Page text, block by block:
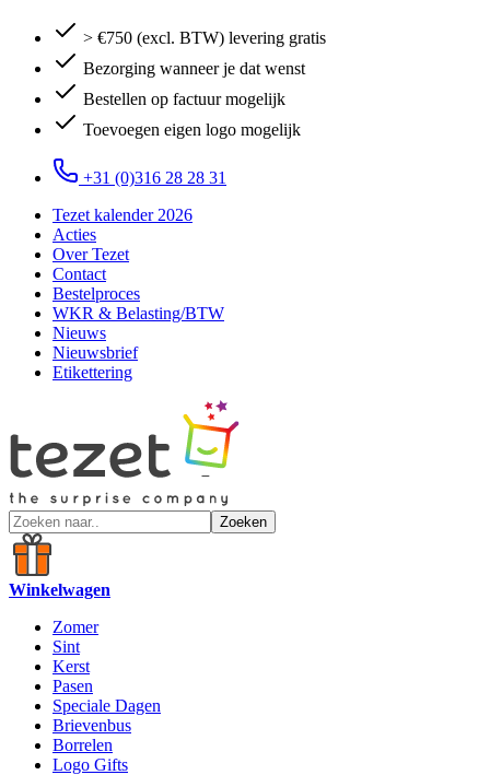
> €750 (excl. BTW) levering gratis
Bezorging wanneer je dat wenst
Bestellen op factuur mogelijk
Toevoegen eigen logo mogelijk
+31 (0)316 28 28 31
Tezet kalender 2026
Acties
Over Tezet
Contact
Bestelproces
WKR & Belasting/BTW
Nieuws
Nieuwsbrief
Etikettering
Zoeken
Winkelwagen
Zomer
Sint
Kerst
Pasen
Speciale Dagen
Brievenbus
Borrelen
Logo Gifts